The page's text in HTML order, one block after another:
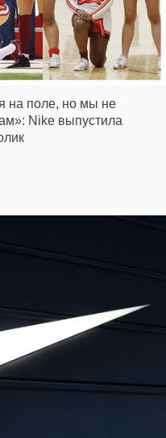
на поле, но мы не
Nike выпустила